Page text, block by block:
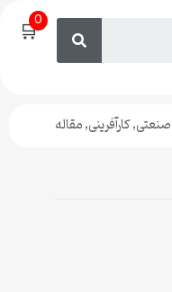
🛒0
صنعتی,کارآفرینی,مقاله